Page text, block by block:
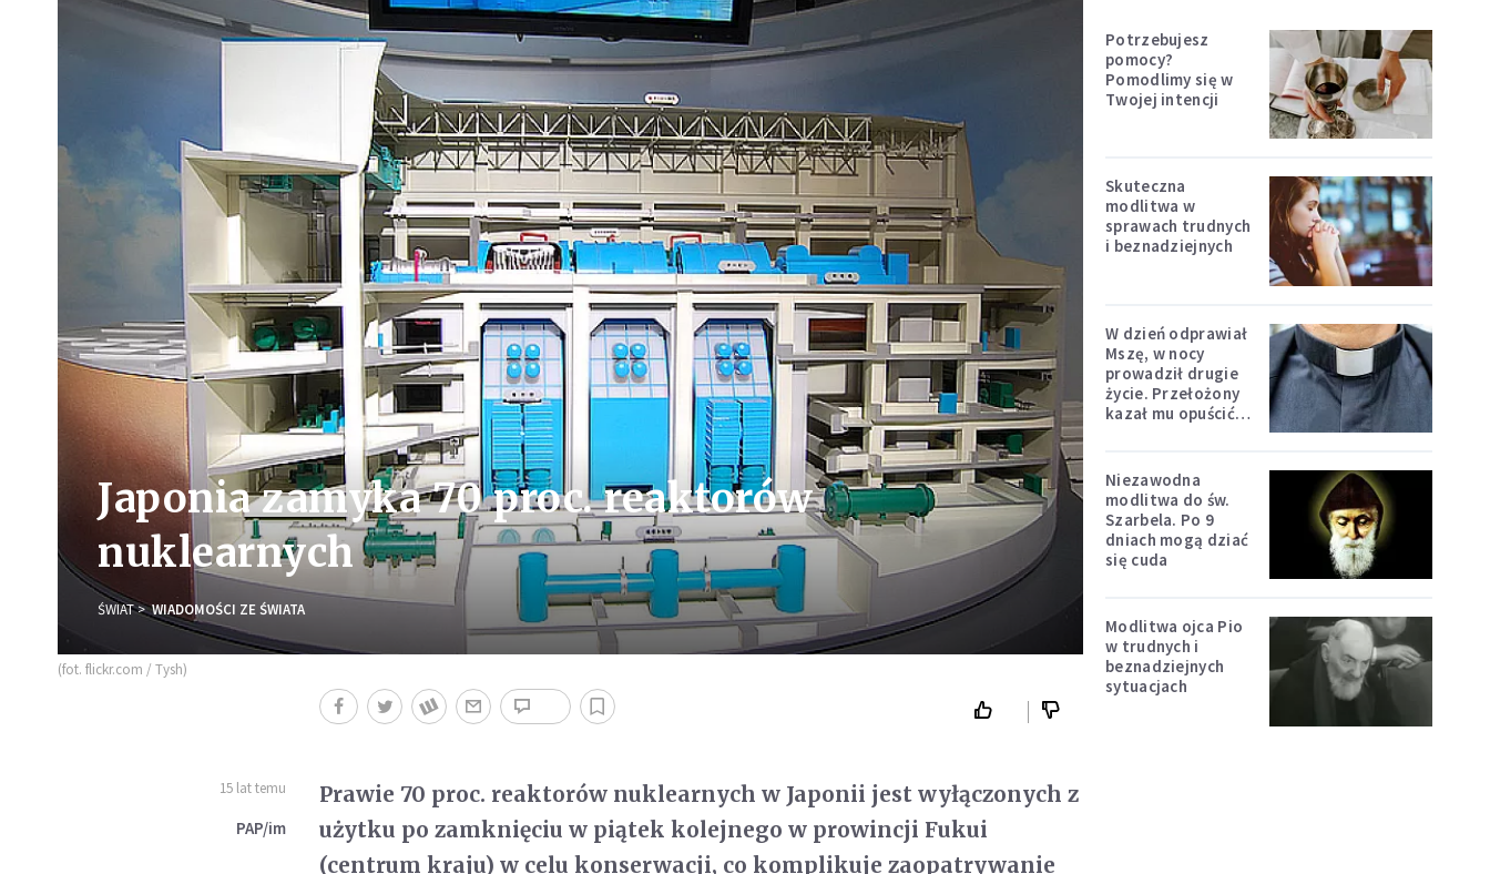
Japonia zamyka 70 proc. reaktorów
nuklearnych
ŚWIAT WIADOMOŚCI ZE ŚWIATA
(fot. flickr.com / Tysh)
15 lat temu
PAP/im
Prawie 70 proc. reaktorów nuklearnych w Japonii jest wyłączonych z
użytku po zamknięciu w piątek kolejnego w prowincji Fukui
(centrum kraju) w celu konserwacji, co komplikuje zaopatrywanie
Potrzebujesz
pomocy?
Pomodlimy się w
Twojej intencji
Skuteczna
modlitwa w
sprawach trudnych
i beznadziejnych
W dzień odprawiał
Mszę, w nocy
prowadził drugie
życie. Przełożony
kazał mu opuścić
Niezawodna
modlitwa do św.
Szarbela. Po 9
dniach mogą dziać
się cuda
Modlitwa ojca Pio
w trudnych i
beznadziejnych
sytuacjach